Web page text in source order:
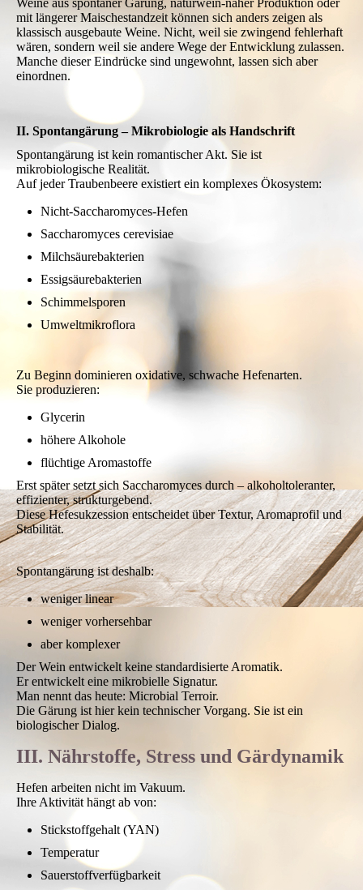
Großer Wein beginnt dort, wo Kontrolle endet und Verständnis
beginnt.
Spontangärung, Naturwein und Orange Wine sind keine Trends.
Sie sind Ausdruck einer Haltung.
Und biologische Systeme folgen nicht Befehlen – sie folgen
Gleichgewichten.
Weine aus spontaner Gärung, naturwein-naher Produktion oder
mit längerer Maischestandzeit können sich anders zeigen als
klassisch ausgebaute Weine. Nicht, weil sie zwingend fehlerhaft
wären, sondern weil sie andere Wege der Entwicklung zulassen.
Manche dieser Eindrücke sind ungewohnt, lassen sich aber
II. Spontangärung – Mikrobiologie als Handschrift
Spontangärung ist kein romantischer Akt. Sie ist
Auf jeder Traubenbeere existiert ein komplexes Ökosystem:
Nicht-Saccharomyces-Hefen
Saccharomyces cerevisiae
Essigsäurebakterien
Schimmelsporen
Umweltmikroflora
Zu Beginn dominieren oxidative, schwache Hefenarten.
Sie produzieren:
Glycerin
höhere Alkohole
flüchtige Aromastoffe
Erst später setzt sich Saccharomyces durch – alkoholtoleranter,
effizienter, strukturgebend.
Diese Hefesukzession entscheidet über Textur, Aromaprofil und
Stabilität.
Spontangärung ist deshalb:
weniger vorhersehbar
aber komplexer
Der Wein entwickelt keine standardisierte Aromatik.
Er entwickelt eine mikrobielle Signatur.
Die Gärung ist hier kein technischer Vorgang. Sie ist ein
biologischer Dialog.